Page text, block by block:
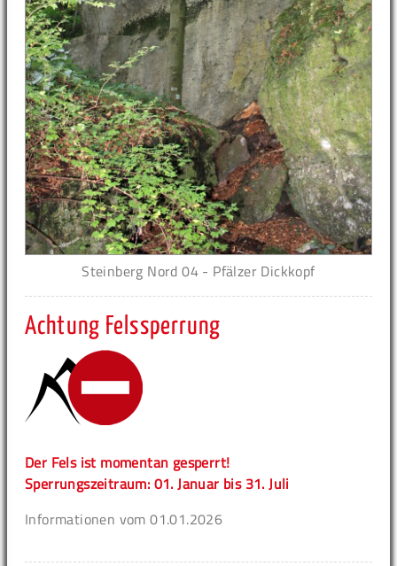
Steinberg Nord 04 - Pfälzer Dickkopf
Achtung Felssperrung
Der Fels ist momentan gesperrt!
Sperrungszeitraum: 01. Januar bis 31. Juli
Informationen vom 01.01.2026